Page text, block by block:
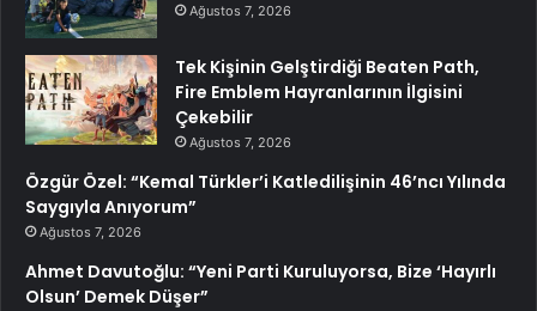
Ağustos 7, 2026
Tek Kişinin Gelştirdiği Beaten Path,
Fire Emblem Hayranlarının İlgisini
Çekebilir
Ağustos 7, 2026
Özgür Özel: “Kemal Türkler’i Katledilişinin 46’ncı Yılında
Saygıyla Anıyorum”
Ağustos 7, 2026
Ahmet Davutoğlu: “Yeni Parti Kuruluyorsa, Bize ‘Hayırlı
Olsun’ Demek Düşer”